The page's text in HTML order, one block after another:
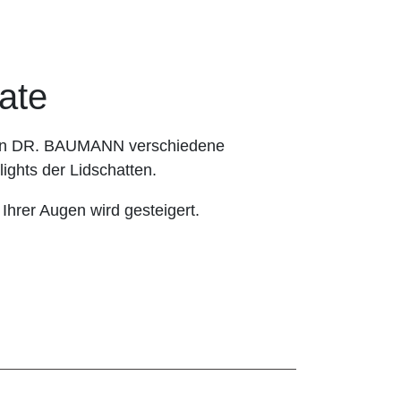
DR. BAUMANN verschiedene
der Lidschatten.
Augen wird gesteigert.